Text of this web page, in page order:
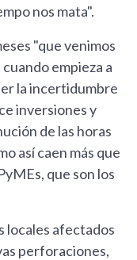
nos mata".
"que venimos
empieza a
la incertidumbre
inversiones y
de las horas
así caen más que
que son los
locales afectados
perforaciones,